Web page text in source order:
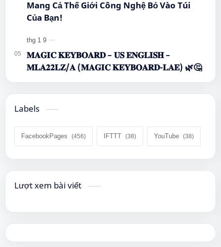
Mang Cả Thế Giới Công Nghệ Bỏ Vào Túi
Của Bạn!
𝐌𝐀𝐆𝐈𝐂 𝐊𝐄𝐘𝐁𝐎𝐀𝐑𝐃 – 𝐔𝐒 𝐄𝐍𝐆𝐋𝐈𝐒𝐇 –
𝐌𝐋𝐀𝟐𝟐𝐋𝐙/𝐀 (𝐌𝐀𝐆𝐈𝐂 𝐊𝐄𝐘𝐁𝐎𝐀𝐑𝐃-𝐋𝐀𝐄) 🌿🤔
Labels
FacebookPages IFTTT YouTube
Lượt xem bài viết